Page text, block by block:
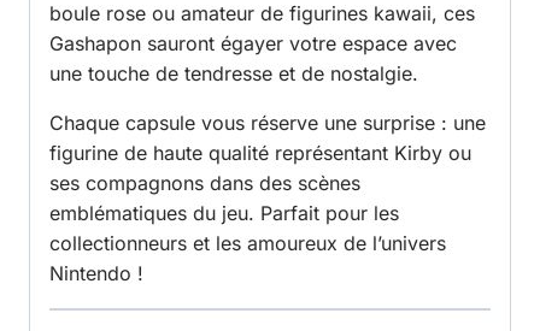
boule rose ou amateur de figurines kawaii, ces
Gashapon sauront égayer votre espace avec
une touche de tendresse et de nostalgie.
Chaque capsule vous réserve une surprise : une
figurine de haute qualité représentant Kirby ou
ses compagnons dans des scènes
emblématiques du jeu. Parfait pour les
collectionneurs et les amoureux de l’univers
Nintendo !